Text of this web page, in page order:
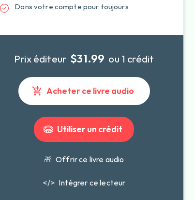
Dans votre compte pour toujours
Prix éditeur $31.99 ou 1 crédit
Acheter ce livre audio
Utiliser un crédit
🎁 Offrir ce livre audio
</> Intégrer ce lecteur